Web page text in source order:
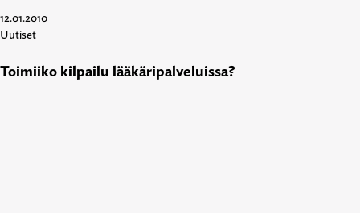
12.01.2010
Uutiset
Toimiiko kilpailu lääkäripalveluissa?